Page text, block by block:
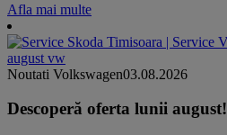
Afla mai multe
Noutati Volkswagen03.08.2026
Descoperă oferta lunii august!